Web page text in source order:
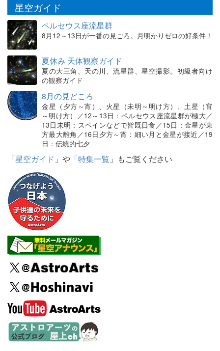
星空ガイド
ペルセウス座流星群
8月12～13日が一番の見ごろ。月明かりゼロの好条件！
夏休み 天体観察ガイド
夏の大三角、天の川、流星群、星空撮影。初級者向け
の観察ガイド
8月の見どころ
金星（夕方～宵）、火星（未明～明け方）、土星（宵
～明け方）／12～13日：ペルセウス座流星群が極大／
13日未明：スペインなどで皆既日食／15日：金星が東
方最大離角／16日夕方～宵：細い月と金星が接近／19
日：伝統的七夕
「星空ガイド 」や「特集一覧 」もご覧ください